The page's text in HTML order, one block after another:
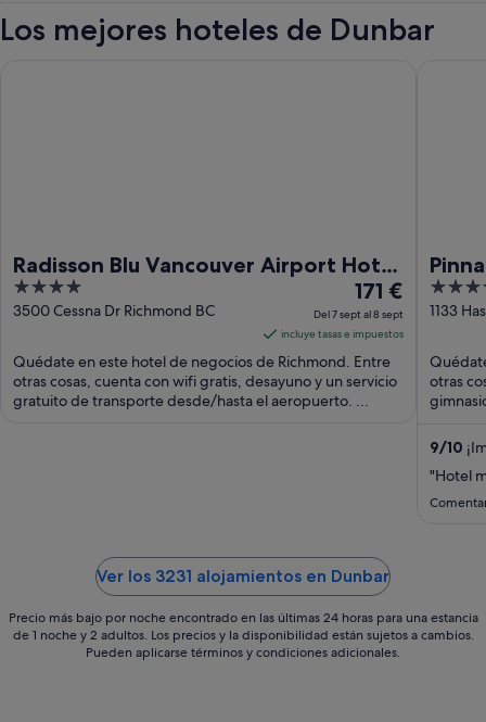
Los mejores hoteles de Dunbar
Radisson Blu Vancouver Airport Hotel
& Marina
4
out
5
3500 Cessna Dr Richmond BC
El
precio
es
de
171 €
por
sept
171 €
Del 7 sept al 8 sept
incluye tasas e impuestos
Quédate en este hotel de negocios de Richmond. Entre
otras cosas, cuenta con wifi gratis, desayuno y un servicio
gratuito de transporte desde/hasta el aeropuerto. ...
4
out
5
1133
otras
9/10
"Hotel
Ver los 3231 alojamientos en Dunbar
Precio más bajo por noche encontrado en las últimas 24 horas para una estancia
de 1 noche y 2 adultos. Los precios y la disponibilidad están sujetos a cambios.
Pueden aplicarse términos y condiciones adicionales.